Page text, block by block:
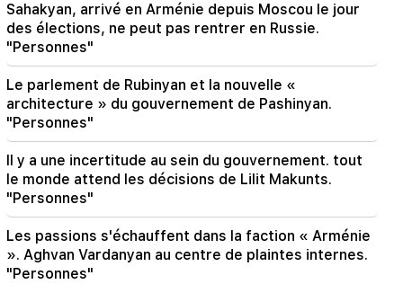
17:17
Zelensky espère que l'Ukraine développera son
propre système de missiles balistiques d'ici
2027
17:12
ouvertes à tous les touristes, y compris ceux de
Russie
Trump a déjà choisi Vance comme successeur
09:50
Sahakyan, arrivé en Arménie depuis Moscou le jour
des élections, ne peut pas rentrer en Russie.
"Personnes"
Le parlement de Rubinyan et la nouvelle «
architecture » du gouvernement de Pashinyan.
"Personnes"
Il y a une incertitude au sein du gouvernement. tout
le monde attend les décisions de Lilit Makunts.
"Personnes"
Les passions s'échauffent dans la faction « Arménie
». Aghvan Vardanyan au centre de plaintes internes.
"Personnes"